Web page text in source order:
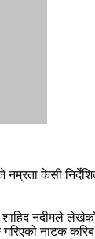
केसी निर्देशित
शाहिद नदीमले
नाटक